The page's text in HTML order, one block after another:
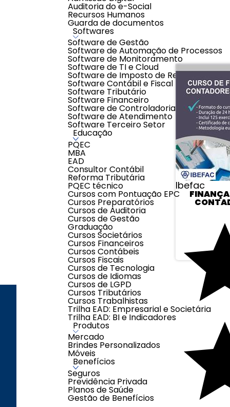
Auditoria do e-Social
Recursos Humanos
Guarda de documentos
Softwares
Software de Gestão
Software de Automação de Processos
Software de Monitoramento
Software de TI e Cloud
Software de Imposto de Renda
Software Contábil e Fiscal
Software Tributário
Software Financeiro
Software de Controladoria
Software de Atendimento
Software Terceiro Setor
Educação
PQEC
MBA
EAD
Consultor Contábil
Reforma Tributária
PQEC técnico
Cursos com Pontuação EPC
Cursos Preparatórios
Cursos de Auditoria
Cursos de Gestão
Graduação
Cursos Societários
Cursos Financeiros
Cursos Contábeis
Cursos Fiscais
Cursos de Tecnologia
Cursos de Idiomas
Cursos de LGPD
Cursos Tributários
Cursos Trabalhistas
Trilha EAD: Empresarial e Societária
Trilha EAD: BI e Indicadores
Produtos
Mercado
Brindes Personalizados
Móveis
Benefícios
Seguros
Previdência Privada
Planos de Saúde
Gestão de Benefícios
0 classificações de clientes
Ibefac
Quem
Trocas e
FAQ
Fale Conosco
Política de
Termo de
Clube